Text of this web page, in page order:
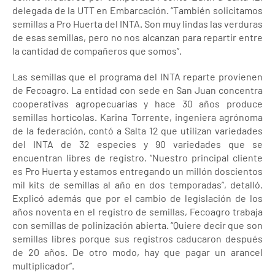
delegada de la UTT en Embarcación. “También solicitamos
semillas a Pro Huerta del INTA. Son muy lindas las verduras
de esas semillas, pero no nos alcanzan para repartir entre
la cantidad de compañeros que somos”.
Las semillas que el programa del INTA reparte provienen
de Fecoagro. La entidad con sede en San Juan concentra
cooperativas agropecuarias y hace 30 años produce
semillas hortícolas. Karina Torrente, ingeniera agrónoma
de la federación, contó a Salta 12 que utilizan variedades
del INTA de 32 especies y 90 variedades que se
encuentran libres de registro. “Nuestro principal cliente
es Pro Huerta y estamos entregando un millón doscientos
mil kits de semillas al año en dos temporadas”, detalló.
Explicó además que por el cambio de legislación de los
años noventa en el registro de semillas, Fecoagro trabaja
con semillas de polinización abierta. “Quiere decir que son
semillas libres porque sus registros caducaron después
de 20 años. De otro modo, hay que pagar un arancel
multiplicador”.